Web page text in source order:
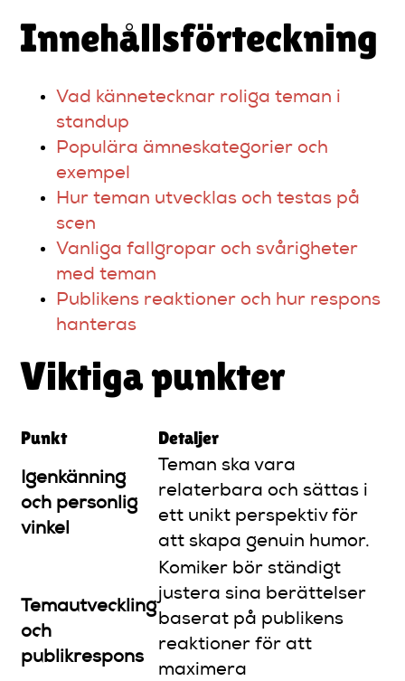
Innehållsförteckning
Vad kännetecknar roliga teman i
standup
Populära ämneskategorier och
exempel
Hur teman utvecklas och testas på
scen
Vanliga fallgropar och svårigheter
med teman
Publikens reaktioner och hur respons
hanteras
Viktiga punkter
Punkt Detaljer
Igenkänning
och personlig
vinkel
Teman ska vara
relaterbara och sättas i
ett unikt perspektiv för
att skapa genuin humor.
Temautveckling
och
publikrespons
Komiker bör ständigt
justera sina berättelser
baserat på publikens
reaktioner för att
maximera